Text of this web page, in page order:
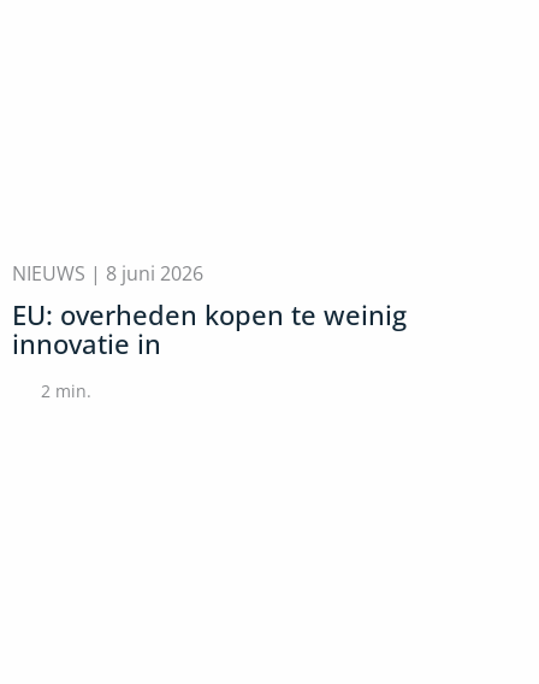
NIEUWS | 8 juni 2026
EU: overheden kopen te weinig
innovatie in
2 min.